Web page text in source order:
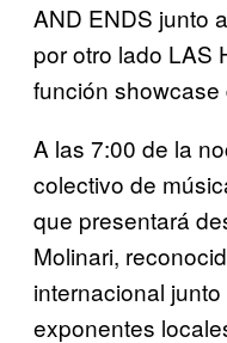
AND ENDS junto
por otro lado LAS
función showcase
A las 7:00 de la
colectivo de
que presentará
Molinari,
internacional
exponentes